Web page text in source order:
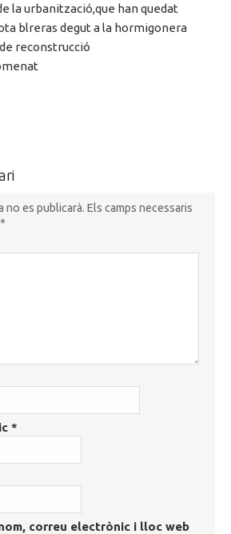
la urbanització,que han quedat
blreras degut a la hormigonera
reconstrucció
no es publicarà. Els camps necessaris
*
*
correu electrònic i lloc web